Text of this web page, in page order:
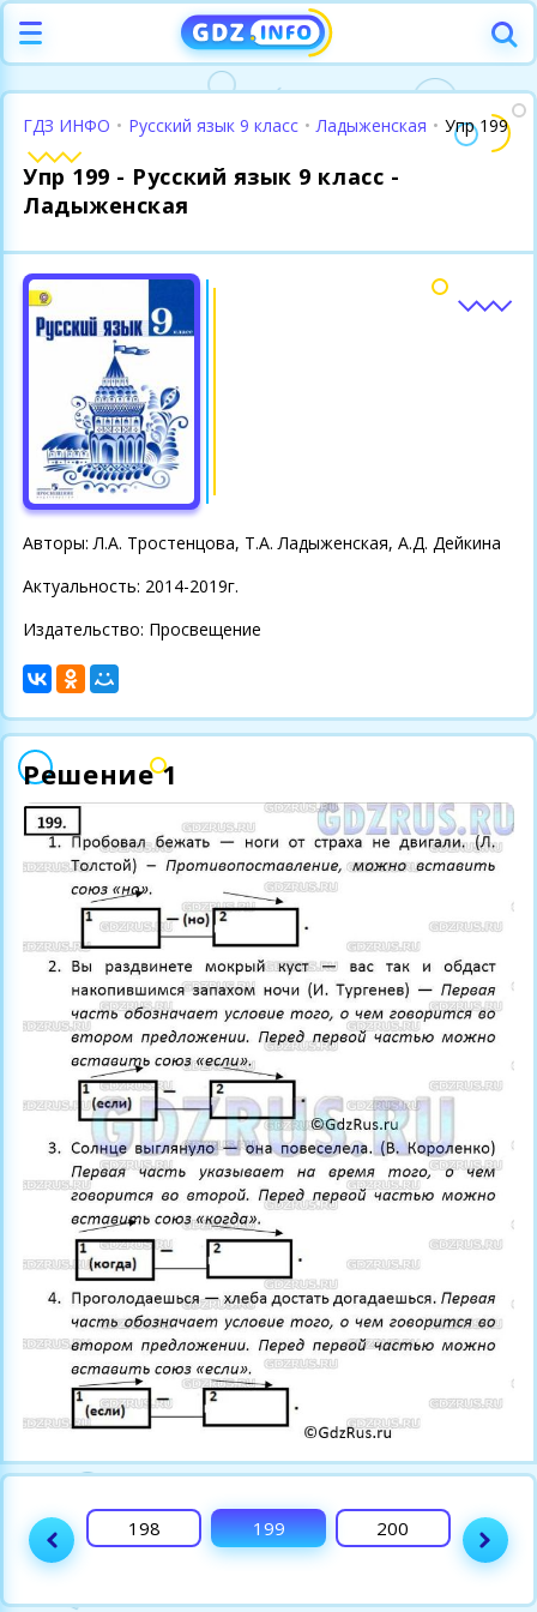
ГДЗ ИНФО • Русский язык 9 класс • Ладыженская • Упр 199
Упр 199 - Русский язык 9 класс -
Ладыженская
Авторы: Л.А. Тростенцова, Т.А. Ладыженская, А.Д. Дейкина
Актуальность: 2014-2019г.
Издательство: Просвещение
Решение 1
197 198 199 200 201